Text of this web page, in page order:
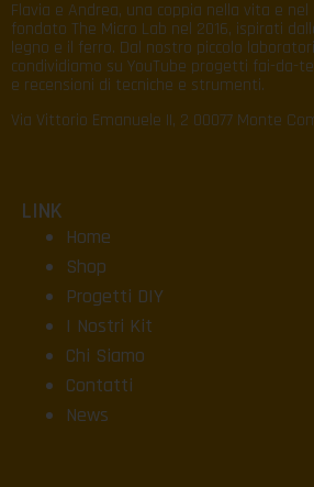
Flavia e Andrea, una coppia nella vita e
fondato The Micro Lab nel 2016, ispirati
legno e il ferro. Dal nostro piccolo
condividiamo su YouTube progetti fai-da-
e recensioni di tecniche e strumenti.
Via Vittorio Emanuele II, 2 00077 Monte
LINK
Home
Shop
Progetti DIY
I Nostri Kit
Chi Siamo
Contatti
News